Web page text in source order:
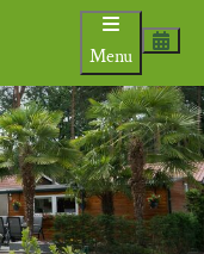
Menu